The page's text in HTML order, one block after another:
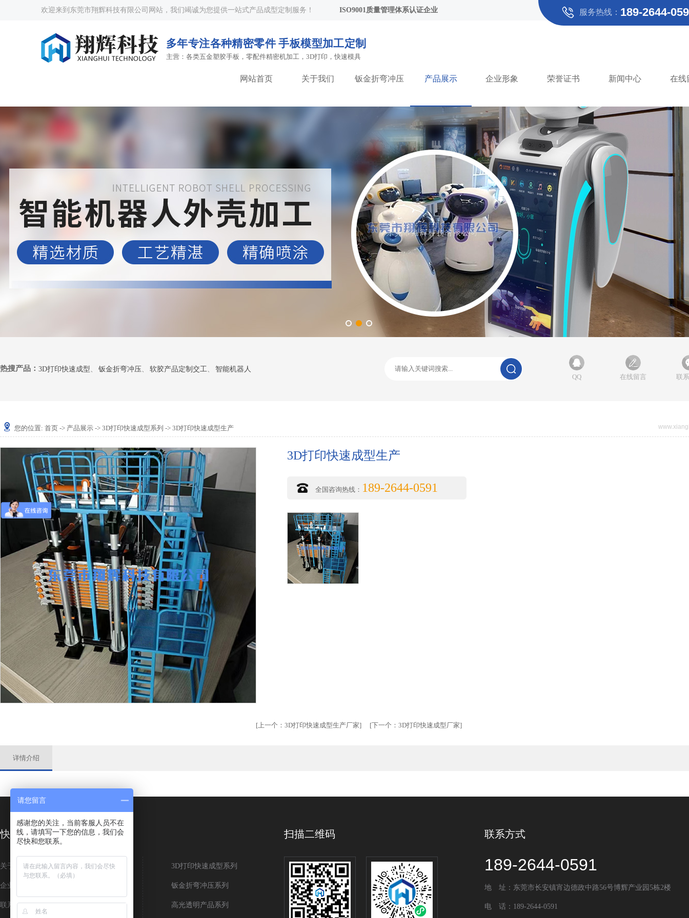
欢迎来到东莞市翔辉科技有限公司网站，我们竭诚为您提供一站式产品成型定制服务 ！ ISO9001质量管理体系认证企业 服务热线： 189-2644-
多年专注各种精密零件 手板模型加工定制
主营：各类五金塑胶手板，零配件精密机加工，3D打印，快速模具
网站首页 关于我们 钣金折弯冲压 产品展示 企业形象 荣誉证书 新闻中心 在线
热搜产品： 3D打印快速成型、 钣金折弯冲压、 软胶产品定制交工、
智能机器人
QQ
在线留言 联
您的位置: 首页 -> 产品展示 -> 3D打印快速成型系列 -> 3D打印快速成型生产
3D打印快速成型生产
全国咨询热线： 189-2644-0591
[上一个： 3D打印快速成型生产厂家] [下一个： 3D打印快速成型厂家]
详情介绍
快速导航
关于我们
企业形象
联系我们
新闻动态
常见问题
3D打印快速成型系列
钣金折弯冲压系列
高光透明产品系列
扫描二维码 联系方式
189-2644-0591
地 址：东莞市长安镇宵边德政中路56号博辉产业园5栋2楼
电 话：189-2644-0591
请您留言
感谢您的关注，当前客服人员不在
线，请填写一下您的信息，我们会
尽快和您联系。